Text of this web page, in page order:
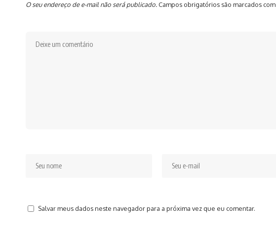
O seu endereço de e-mail não será publicado. Campos obrigatórios são marcados com
Salvar meus dados neste navegador para a próxima vez que eu comentar.